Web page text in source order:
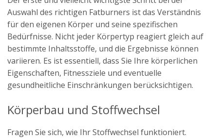
Auswahl des richtigen Fatburners ist das Verständnis
für den eigenen Körper und seine spezifischen
Bedürfnisse. Nicht jeder Körpertyp reagiert gleich auf
bestimmte Inhaltsstoffe, und die Ergebnisse können
variieren. Es ist essentiell, dass Sie Ihre körperlichen
Eigenschaften, Fitnessziele und eventuelle
gesundheitliche Einschränkungen berücksichtigen.
Körperbau und Stoffwechsel
Fragen Sie sich, wie Ihr Stoffwechsel funktioniert.